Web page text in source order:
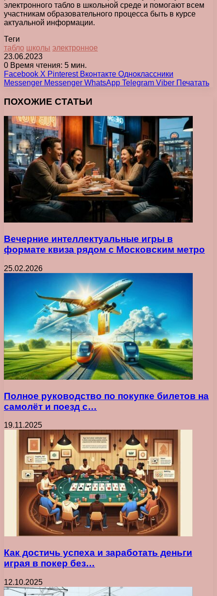
электронного табло в школьной среде и помогают всем
участникам образовательного процесса быть в курсе
актуальной информации.
Теги
табло школы электронное
23.06.2023
0 Время чтения: 5 мин.
Facebook X Pinterest Вконтакте Одноклассники
Messenger Messenger WhatsApp Telegram Viber Печатать
ПОХОЖИЕ СТАТЬИ
Вечерние интеллектуальные игры в
формате квиза рядом с Московским метро
25.02.2026
Полное руководство по покупке билетов на
самолёт и поезд с…
19.11.2025
Как достичь успеха и заработать деньги
играя в покер без…
12.10.2025